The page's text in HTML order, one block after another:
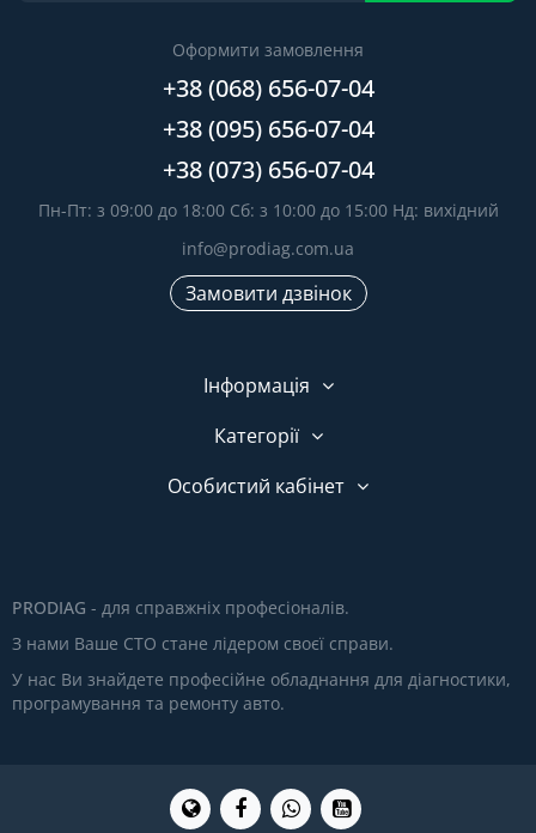
Оформити замовлення
+38 (068) 656-07-04
+38 (095) 656-07-04
+38 (073) 656-07-04
Пн-Пт: з 09:00 до 18:00 Сб: з 10:00 до 15:00 Нд: вихідний
info@prodiag.com.ua
Замовити дзвінок
Інформація
Категорії
Особистий кабінет
PRODIAG - для справжніх професіоналів.
З нами Ваше СТО стане лідером своєї справи.
У нас Ви знайдете професійне обладнання для діагностики,
програмування та ремонту авто.